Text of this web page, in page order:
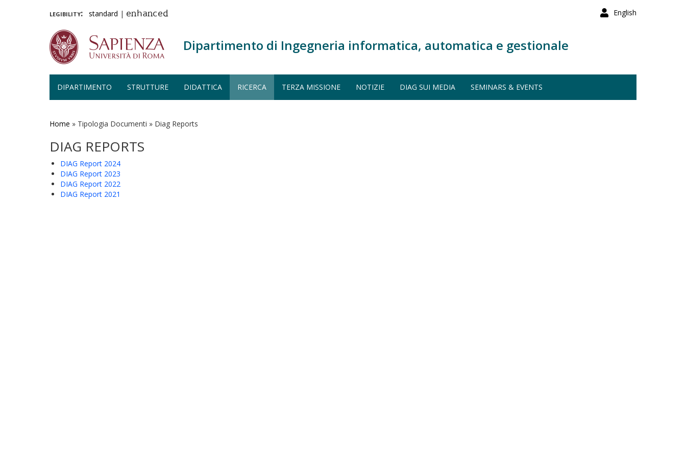
English
legibility: standard | enhanced
Dipartimento di Ingegneria informatica, automatica e gestionale
DIPARTIMENTO STRUTTURE DIDATTICA RICERCA TERZA MISSIONE NOTIZIE DIAG SUI MEDIA SEMINARS & EVENTS
Home » Tipologia Documenti » Diag Reports
DIAG REPORTS
DIAG Report 2024
DIAG Report 2023
DIAG Report 2022
DIAG Report 2021